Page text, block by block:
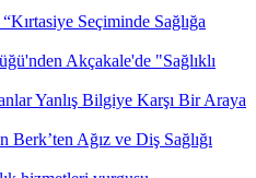
Seçiminde Sağlığa
Akçakale'de "Sağlıklı
Yanlış Bilgiye Karşı Bir Araya
Ağız ve Diş Sağlığı